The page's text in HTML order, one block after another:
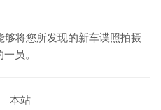
够将您所发现的新车谍照拍摄
员。